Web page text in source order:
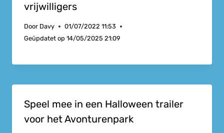
vrijwilligers
Door Davy
01/07/2022 11:53
Geüpdatet op 14/05/2025 21:09
Speel mee in een Halloween trailer
voor het Avonturenpark